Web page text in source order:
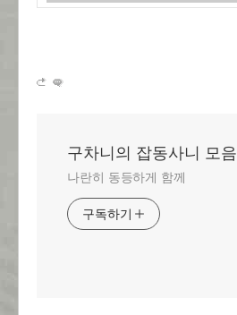
구차니의 잡동사니 모음
나란히 동등하게 함께
구독하기